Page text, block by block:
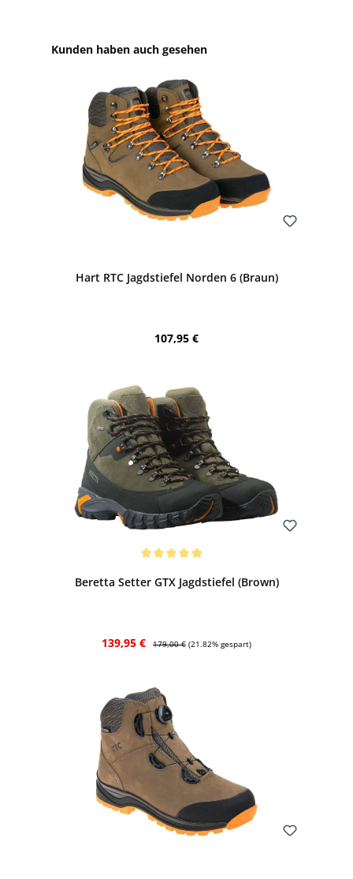
Produktgalerie überspringen
Kunden haben auch gesehen
Hart RTC Jagdstiefel Norden 6 (Braun)
Regulärer Preis:
107,95 €
Beretta Setter GTX Jagdstiefel (Brown)
Verkaufspreis:
139,95 € Regulärer Preis:
179,00 € (21.82% gespart)